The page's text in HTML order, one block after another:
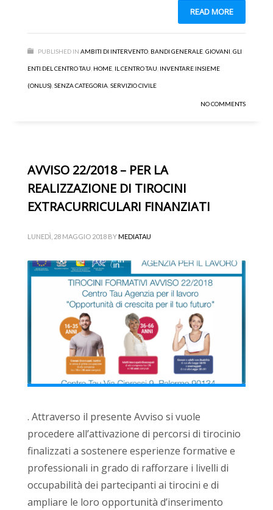
READ MORE
PUBLISHED IN AMBITI DI INTERVENTO BANDI GENERALE GIOVANI GLI
ENTI DEL CENTRO TAU HOME IL CENTRO TAU INVENTARE INSIEME
(ONLUS) SENZA CATEGORIA SERVIZIO CIVILE
NO COMMENTS
AVVISO 22/2018 – PER LA
REALIZZAZIONE DI TIROCINI
EXTRACURRICULARI FINANZIATI
LUNEDÌ, 28 MAGGIO 2018 BYMEDIATAU
. Attraverso il presente Avviso si vuole
procedere all’attivazione di percorsi di tirocinio
finalizzati a sostenere esperienze formative e
professionali in grado di rafforzare i livelli di
occupabilità dei partecipanti ai tirocini e di
ampliare le loro opportunità d’inserimento